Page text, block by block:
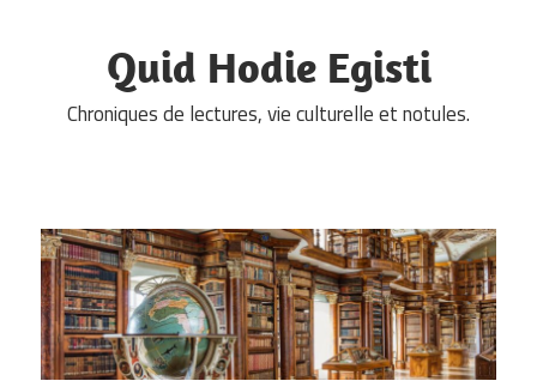
Quid Hodie Egisti
Chroniques de lectures, vie culturelle et notules.